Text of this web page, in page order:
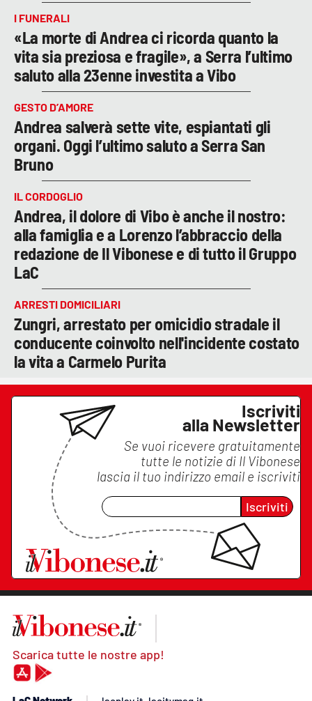
I FUNERALI
«La morte di Andrea ci ricorda quanto la
vita sia preziosa e fragile», a Serra l’ultimo
saluto alla 23enne investita a Vibo
GESTO D’AMORE
Andrea salverà sette vite, espiantati gli
organi. Oggi l’ultimo saluto a Serra San
Bruno
IL CORDOGLIO
Andrea, il dolore di Vibo è anche il nostro:
alla famiglia e a Lorenzo l’abbraccio della
redazione de Il Vibonese e di tutto il Gruppo
LaC
ARRESTI DOMICILIARI
Zungri, arrestato per omicidio stradale il
conducente coinvolto nell'incidente costato
la vita a Carmelo Purita
Iscriviti
alla Newsletter
Se vuoi ricevere gratuitamente
tutte le notizie di Il Vibonese
lascia il tuo indirizzo email e iscriviti
Iscriviti
Scarica tutte le nostre app!